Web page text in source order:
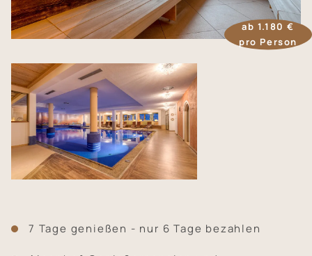
Infos und Kontakt
ab 1.180 €
pro Person
7 Tage genießen - nur 6 Tage bezahlen